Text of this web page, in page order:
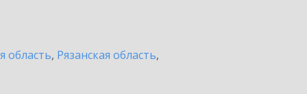
область, Рязанская область,